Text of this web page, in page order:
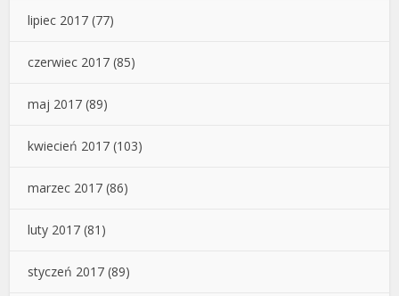
lipiec 2017 (77)
czerwiec 2017 (85)
maj 2017 (89)
kwiecień 2017 (103)
marzec 2017 (86)
luty 2017 (81)
styczeń 2017 (89)